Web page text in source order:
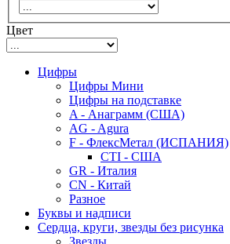
Цвет
Цифры
Цифры Мини
Цифры на подставке
A - Анаграмм (США)
AG - Agura
F - ФлексМетал (ИСПАНИЯ)
CTI - США
GR - Италия
CN - Китай
Разное
Буквы и надписи
Сердца, круги, звезды без рисунка
Звезды